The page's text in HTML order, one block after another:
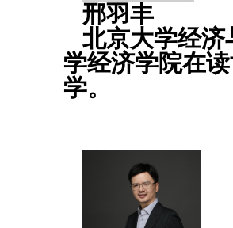
邢羽丰
北京大学经
学经济学院在
学。